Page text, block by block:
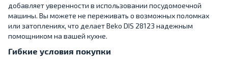
добавляет уверенности в использовании посудомоечной
машины. Вы можете не переживать о возможных поломках
или затоплениях, что делает Beko DIS 28123 надежным
помощником на вашей кухне.
Гибкие условия покупки